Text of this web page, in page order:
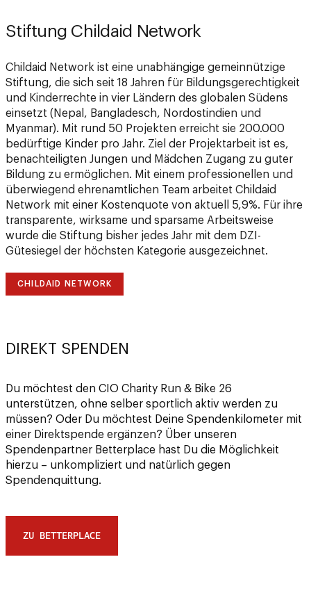
Stiftung Childaid Network
Childaid Network ist eine unabhängige gemeinnützige
Stiftung, die sich seit 18 Jahren für Bildungsgerechtigkeit
und Kinderrechte in vier Ländern des globalen Südens
einsetzt (Nepal, Bangladesch, Nordostindien und
Myanmar). Mit rund 50 Projekten erreicht sie 200.000
bedürftige Kinder pro Jahr. Ziel der Projektarbeit ist es,
benachteiligten Jungen und Mädchen Zugang zu guter
Bildung zu ermöglichen. Mit einem professionellen und
überwiegend ehrenamtlichen Team arbeitet Childaid
Network mit einer Kostenquote von aktuell 5,9%. Für ihre
transparente, wirksame und sparsame Arbeitsweise
wurde die Stiftung bisher jedes Jahr mit dem DZI-
Gütesiegel der höchsten Kategorie ausgezeichnet.
CHILDAID NETWORK
DIREKT SPENDEN
Du möchtest den CIO Charity Run & Bike 26
unterstützen, ohne selber sportlich aktiv werden zu
müssen? Oder Du möchtest Deine Spendenkilometer mit
einer Direktspende ergänzen? Über unseren
Spendenpartner Betterplace hast Du die Möglichkeit
hierzu – unkompliziert und natürlich gegen
Spendenquittung.
ZU BETTERPLACE